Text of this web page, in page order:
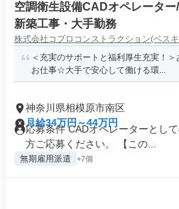
空調衛生設備CADオペレータ
新築工事・大手勤務
株式会社コプロコンストラクション(ベス
＜充実のサポートと福利厚生充実！
お仕事☆大手で安心して働ける環...
神奈川県相模原市南区
月給34万円～44万円
応募条件 CADオペレーターとし
方ご応募ください。 【この...
無期雇用派遣 +7個